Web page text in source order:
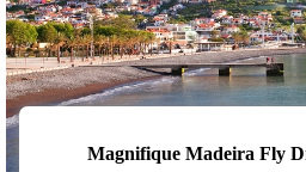
Magnifique Madeira Fly